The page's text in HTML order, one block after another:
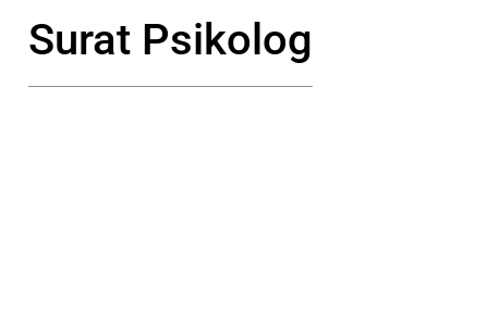
Surat Psikolog